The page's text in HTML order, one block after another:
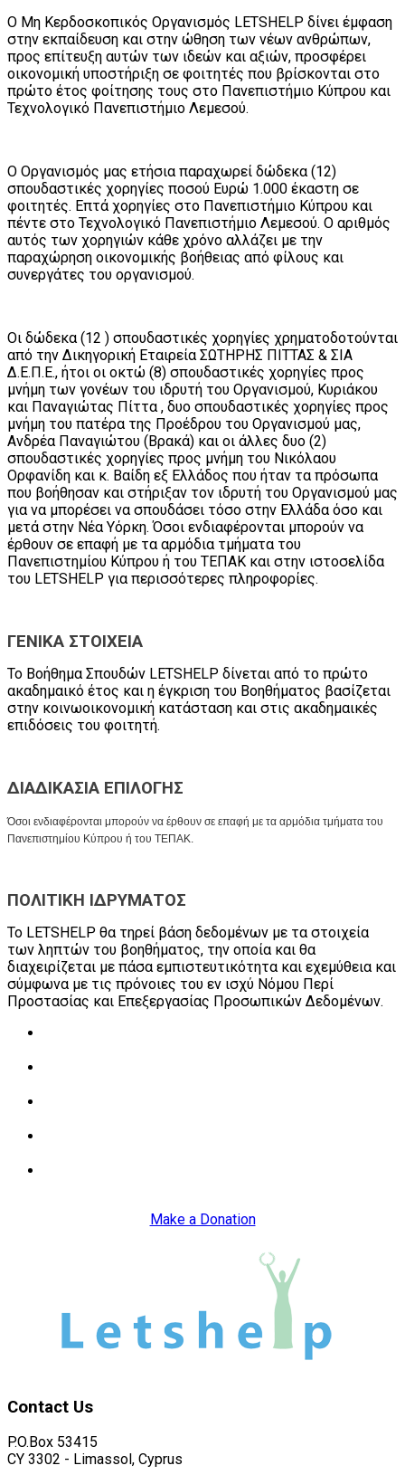
O Μη Κερδοσκοπικός Οργανισμός LETSHELP δίνει έμφαση
στην εκπαίδευση και στην ώθηση των νέων ανθρώπων,
προς επίτευξη αυτών των ιδεών και αξιών, προσφέρει
οικονομική υποστήριξη σε φοιτητές που βρίσκονται στο
πρώτο έτος φοίτησης τους στο Πανεπιστήμιο Κύπρου και
Τεχνολογικό Πανεπιστήμιο Λεμεσού.
Ο Οργανισμός μας ετήσια παραχωρεί δώδεκα (12)
σπουδαστικές χορηγίες ποσού Ευρώ 1.000 έκαστη σε
φοιτητές. Επτά χορηγίες στο Πανεπιστήμιο Κύπρου και
πέντε στο Τεχνολογικό Πανεπιστήμιο Λεμεσού. Ο αριθμός
αυτός των χορηγιών κάθε χρόνο αλλάζει με την
παραχώρηση οικονομικής βοήθειας από φίλους και
συνεργάτες του οργανισμού.
Οι δώδεκα (12 ) σπουδαστικές χορηγίες χρηματοδοτούνται
από την Δικηγορική Εταιρεία ΣΩΤΗΡΗΣ ΠΙΤΤΑΣ & ΣΙΑ
Δ.Ε.Π.Ε., ήτοι οι οκτώ (8) σπουδαστικές χορηγίες προς
μνήμη των γονέων του ιδρυτή του Οργανισμού, Κυριάκου
και Παναγιώτας Πίττα , δυο σπουδαστικές χορηγίες προς
μνήμη του πατέρα της Προέδρου του Οργανισμού μας,
Ανδρέα Παναγιώτου (Βρακά) και οι άλλες δυο (2)
σπουδαστικές χορηγίες προς μνήμη του Νικόλαου
Ορφανίδη και κ. Βαίδη εξ Ελλάδος που ήταν τα πρόσωπα
που βοήθησαν και στήριξαν τον ιδρυτή του Οργανισμού μας
για να μπορέσει να σπουδάσει τόσο στην Ελλάδα όσο και
μετά στην Νέα Υόρκη. Όσοι ενδιαφέρονται μπορούν να
έρθουν σε επαφή με τα αρμόδια τμήματα του
Πανεπιστημίου Κύπρου ή του ΤΕΠΑΚ και στην ιστοσελίδα
του LETSHELP για περισσότερες πληροφορίες.
ΓΕΝΙΚΑ ΣΤΟΙΧΕΙΑ
Το Βοήθημα Σπουδών LETSHELP δίνεται από το πρώτο
ακαδημαικό έτος και η έγκριση του Βοηθήματος βασίζεται
στην κοινωοικονομική κατάσταση και στις ακαδημαικές
επιδόσεις του φοιτητή.
ΔΙΑΔΙΚΑΣΙΑ ΕΠΙΛΟΓΗΣ
Όσοι ενδιαφέρονται μπορούν να έρθουν σε επαφή με τα αρμόδια τμήματα του
Πανεπιστημίου Κύπρου ή του ΤΕΠΑΚ.
ΠΟΛΙΤΙΚΗ ΙΔΡΥΜΑΤΟΣ
Το LETSHELP θα τηρεί βάση δεδομένων με τα στοιχεία
των ληπτών του βοηθήματος, την οποία και θα
διαχειρίζεται με πάσα εμπιστευτικότητα και εχεμύθεια και
σύμφωνα με τις πρόνοιες του εν ισχύ Νόμου Περί
Προστασίας και Επεξεργασίας Προσωπικών Δεδομένων.
Make a Donation
Contact Us
P.O.Box 53415
CY 3302 - Limassol, Cyprus